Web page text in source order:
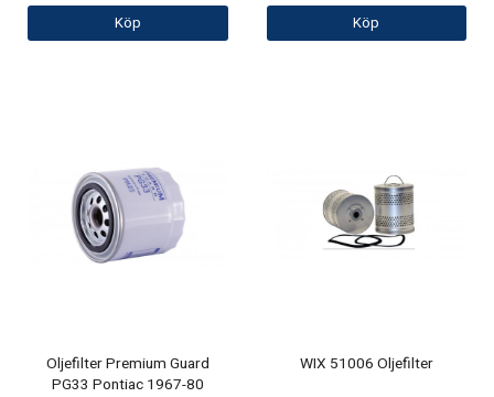
Köp Köp
Oljefilter Premium Guard
PG33 Pontiac 1967-80
WIX 51006 Oljefilter